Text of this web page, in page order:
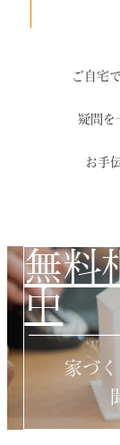
ご自宅
疑問を
お手
無料
中
家づ